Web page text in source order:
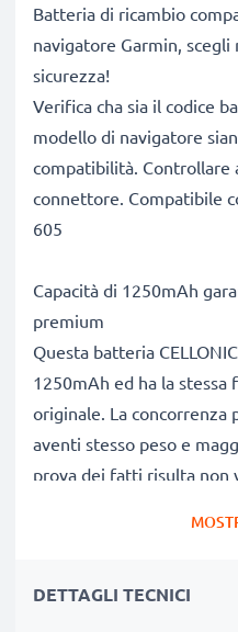
Batteria di ricambio
navigatore Garmin,
sicurezza!
Verifica cha sia il codice
modello di navigatore
compatibilità. Controllare
connettore. Compatibile
605
Capacità di 1250mAh
premium
Questa batteria
1250mAh ed ha la
originale. La
aventi stesso peso e
prova dei fatti risulta non
Le nostre batterie
DETTAGLI TECNICI